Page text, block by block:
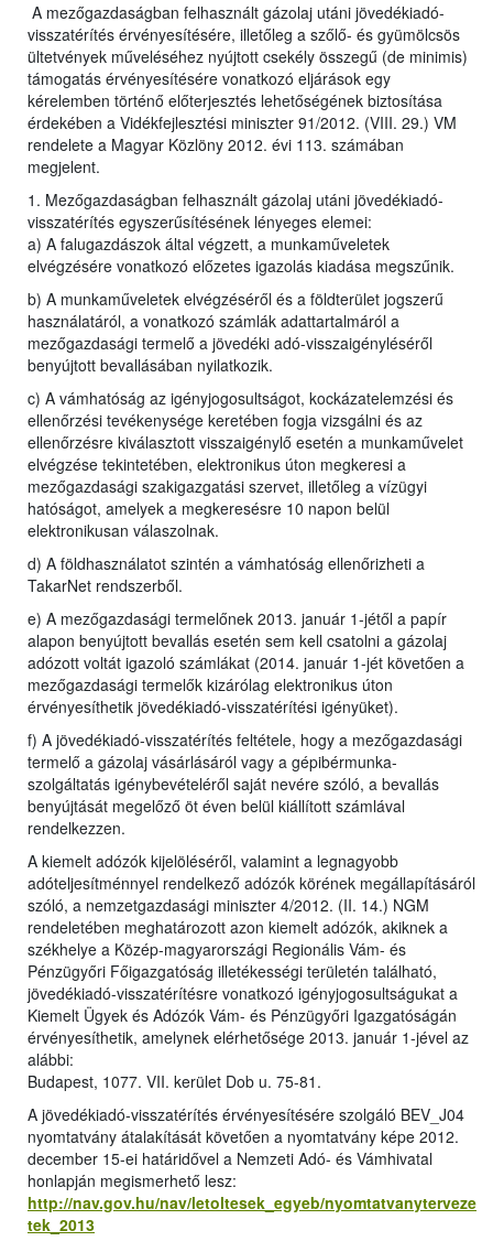
A mezőgazdaságban felhasznált gázolaj utáni jövedékiadó-
visszatérítés érvényesítésére, illetőleg a szőlő- és gyümölcsös
ültetvények műveléséhez nyújtott csekély összegű (de minimis)
támogatás érvényesítésére vonatkozó eljárások egy
kérelemben történő előterjesztés lehetőségének biztosítása
érdekében a Vidékfejlesztési miniszter 91/2012. (VIII. 29.) VM
rendelete a Magyar Közlöny 2012. évi 113. számában
megjelent.
1. Mezőgazdaságban felhasznált gázolaj utáni jövedékiadó-
visszatérítés egyszerűsítésének lényeges elemei:
a) A falugazdászok által végzett, a munkaműveletek
elvégzésére vonatkozó előzetes igazolás kiadása megszűnik.
b) A munkaműveletek elvégzéséről és a földterület jogszerű
használatáról, a vonatkozó számlák adattartalmáról a
mezőgazdasági termelő a jövedéki adó-visszaigényléséről
benyújtott bevallásában nyilatkozik.
c) A vámhatóság az igényjogosultságot, kockázatelemzési és
ellenőrzési tevékenysége keretében fogja vizsgálni és az
ellenőrzésre kiválasztott visszaigénylő esetén a munkaművelet
elvégzése tekintetében, elektronikus úton megkeresi a
mezőgazdasági szakigazgatási szervet, illetőleg a vízügyi
hatóságot, amelyek a megkeresésre 10 napon belül
elektronikusan válaszolnak.
d) A földhasználatot szintén a vámhatóság ellenőrizheti a
TakarNet rendszerből.
e) A mezőgazdasági termelőnek 2013. január 1-jétől a papír
alapon benyújtott bevallás esetén sem kell csatolni a gázolaj
adózott voltát igazoló számlákat (2014. január 1-jét követően a
mezőgazdasági termelők kizárólag elektronikus úton
érvényesíthetik jövedékiadó-visszatérítési igényüket).
f) A jövedékiadó-visszatérítés feltétele, hogy a mezőgazdasági
termelő a gázolaj vásárlásáról vagy a gépibérmunka-
szolgáltatás igénybevételéről saját nevére szóló, a bevallás
benyújtását megelőző öt éven belül kiállított számlával
rendelkezzen.
A kiemelt adózók kijelöléséről, valamint a legnagyobb
adóteljesítménnyel rendelkező adózók körének megállapításáról
szóló, a nemzetgazdasági miniszter 4/2012. (II. 14.) NGM
rendeletében meghatározott azon kiemelt adózók, akiknek a
székhelye a Közép-magyarországi Regionális Vám- és
Pénzügyőri Főigazgatóság illetékességi területén található,
jövedékiadó-visszatérítésre vonatkozó igényjogosultságukat a
Kiemelt Ügyek és Adózók Vám- és Pénzügyőri Igazgatóságán
érvényesíthetik, amelynek elérhetősége 2013. január 1-jével az
alábbi:
Budapest, 1077. VII. kerület Dob u. 75-81.
A jövedékiadó-visszatérítés érvényesítésére szolgáló BEV_J04
nyomtatvány átalakítását követően a nyomtatvány képe 2012.
december 15-ei határidővel a Nemzeti Adó- és Vámhivatal
honlapján megismerhető lesz:
http://nav.gov.hu/nav/letoltesek_egyeb/nyomtatvanyterveze
tek_2013